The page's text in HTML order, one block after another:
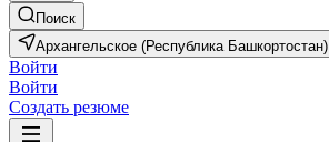
Поиск
Архангельское (Республика Башкортостан)
Войти
Войти
Создать резюме